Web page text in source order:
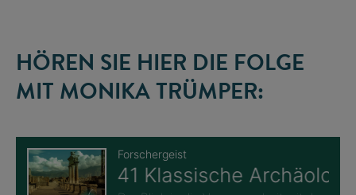
HÖREN SIE HIER DIE FOLGE
MIT MONIKA TRÜMPER: